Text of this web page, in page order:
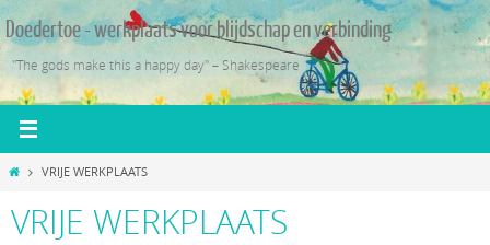
Ga
naar
de
inhoud
Doedertoe - werkplaats voor blijdschap en verbinding
"The gods make this a happy day" – Shakespeare
HomeVRIJE WERKPLAATS
VRIJE WERKPLAATS